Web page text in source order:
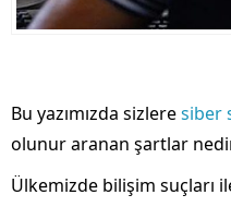
Bu yazımızda sizleresiber
olunur aranan şartlar
Ülkemizde bilişim suçları